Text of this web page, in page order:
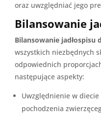
oraz uwzględniać jego
Bilansowanie
Bilansowanie jadłospisu
wszystkich niezbędnych
odpowiednich
następujące aspekty:
Uwzględnienie w
pochodzenia